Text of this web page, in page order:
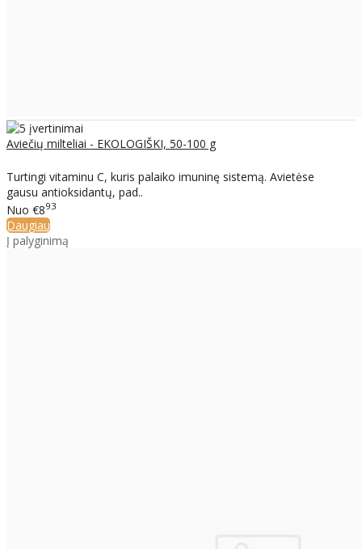
Aviečių milteliai - EKOLOGIŠKI, 50-100 g
Turtingi vitaminu C, kuris palaiko imuninę sistemą. Avietėse
gausu antioksidantų, pad..
Nuo €893
Daugiau
Į palyginimą